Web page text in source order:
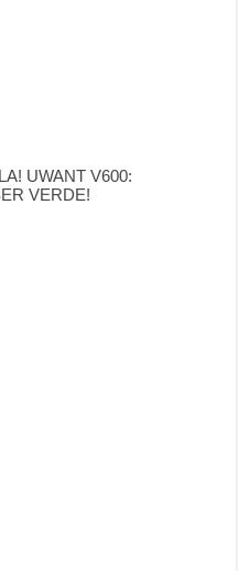
UWANT V600:
VERDE!